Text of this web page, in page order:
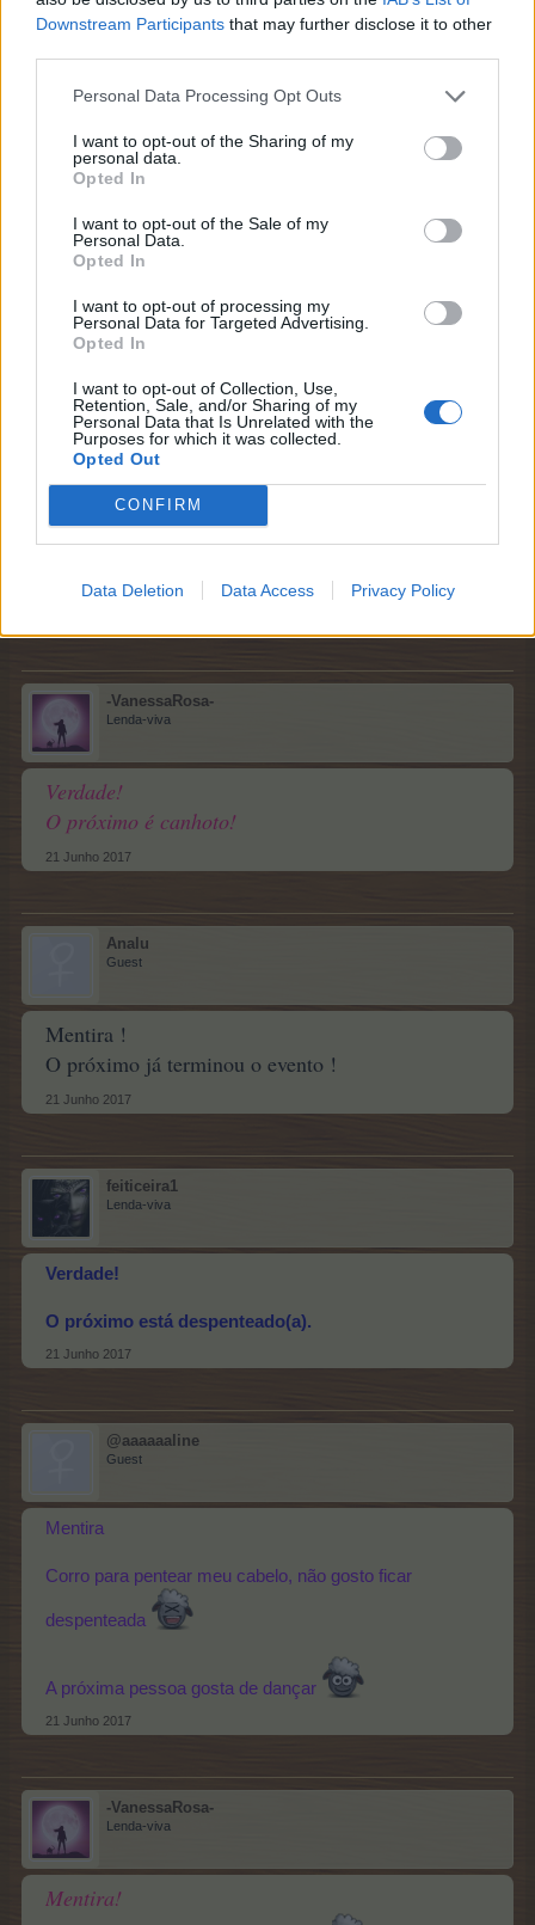
Downstream Participants that may further disclose it to other
Personal Data Processing Opt Outs
I want to opt-out of the Sharing of my
personal data.
Opted In
I want to opt-out of the Sale of my
Personal Data.
Opted In
I want to opt-out of processing my
Personal Data for Targeted Advertising.
Opted In
I want to opt-out of Collection, Use,
Retention, Sale, and/or Sharing of my
Personal Data that Is Unrelated with the
Purposes for which it was collected.
Opted Out
CONFIRM
Data Deletion Data Access Privacy Policy
Lenda-viva
Verdade...mas dispenso o avião!
20 Junho 2017
@aaaaaaline
Guest
Verdade! Não só a unha dos pés, mas gosto de pintar as
unhas das mãos também (sou vaidosa
)
-VanessaRosa-
Lenda-viva
Verdade!
O próximo é canhoto!
21 Junho 2017
Analu
Guest
Mentira !
O próximo já terminou o evento !
21 Junho 2017
feiticeira1
Lenda-viva
Verdade!
O próximo está despenteado(a).
21 Junho 2017
@aaaaaaline
Guest
Mentira
Corro para pentear meu cabelo, não gosto ficar
despenteada
A próxima pessoa gosta de dançar
21 Junho 2017
-VanessaRosa-
Lenda-viva
Mentira!